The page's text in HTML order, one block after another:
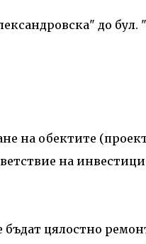
до бул.
на обектите
на
цялостно